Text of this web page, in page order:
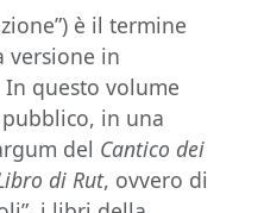
è il termine
versione in
questo volume
in una
del Cantico dei
di Rut, ovvero di